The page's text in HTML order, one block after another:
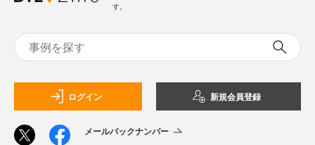
す。
ログイン 新規会員登録
メールバックナンバー